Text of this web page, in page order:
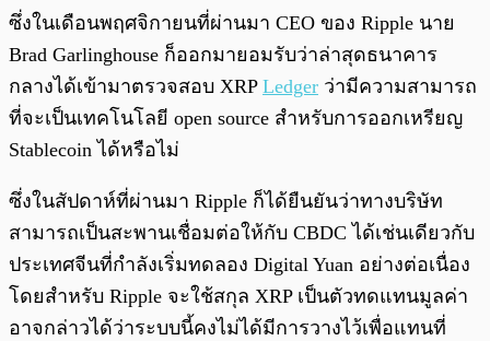
ซึ่งในเดือนพฤศจิกายนที่ผ่านมา CEO ของ Ripple นาย
Brad Garlinghouse ก็ออกมายอมรับว่าล่าสุดธนาคาร
กลางได้เข้ามาตรวจสอบ XRP Ledger ว่ามีความสามารถ
ที่จะเป็นเทคโนโลยี open source สำหรับการออกเหรียญ
Stablecoin ได้หรือไม่
ซึ่งในสัปดาห์ที่ผ่านมา Ripple ก็ได้ยืนยันว่าทางบริษัท
สามารถเป็นสะพานเชื่อมต่อให้กับ CBDC ได้เช่นเดียวกับ
ประเทศจีนที่กำลังเริ่มทดลอง Digital Yuan อย่างต่อเนื่อง
โดยสำหรับ Ripple จะใช้สกุล XRP เป็นตัวทดแทนมูลค่า
อาจกล่าวได้ว่าระบบนี้คงไม่ได้มีการวางไว้เพื่อแทนที่